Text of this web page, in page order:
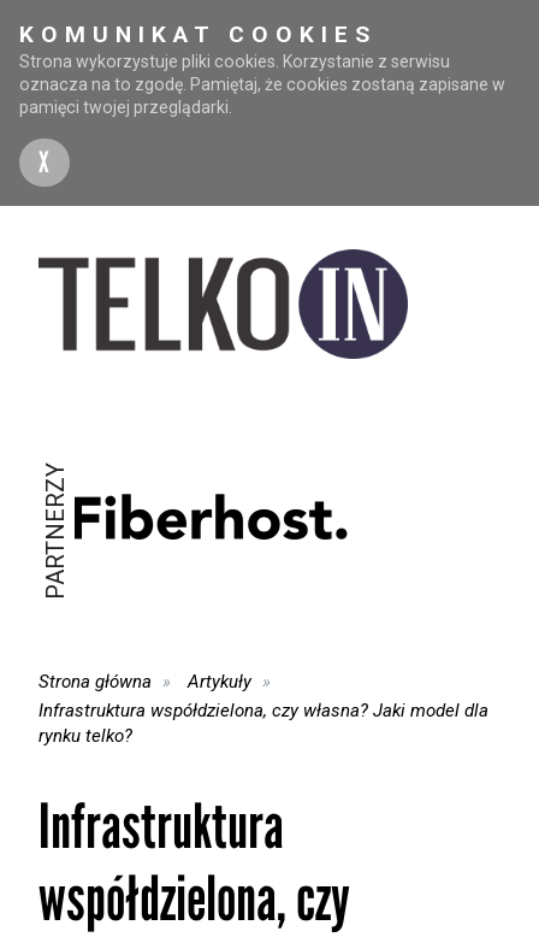
KOMUNIKAT COOKIES
Strona wykorzystuje pliki cookies. Korzystanie z serwisu
oznacza na to zgodę. Pamiętaj, że cookies zostaną zapisane w
pamięci twojej przeglądarki.
X
PARTNERZY
Strona główna
Artykuły
Infrastruktura współdzielona, czy własna? Jaki model dla
rynku telko?
Infrastruktura
współdzielona, czy